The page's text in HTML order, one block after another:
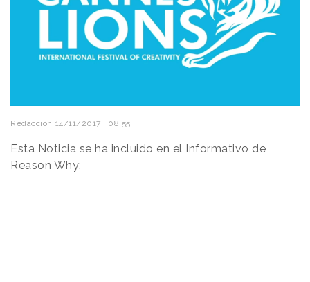
Redacción 14/11/2017 · 08:55
Esta Noticia se ha incluido en el Informativo de
Reason Why: